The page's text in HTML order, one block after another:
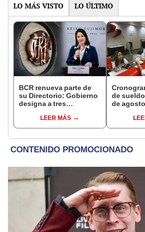
LO MÁS VISTO LO ÚLTIMO
BCR renueva parte de
su Directorio: Gobierno
designa a tres
EjecutivoLEER MÁS
de
de
conoce
depósito